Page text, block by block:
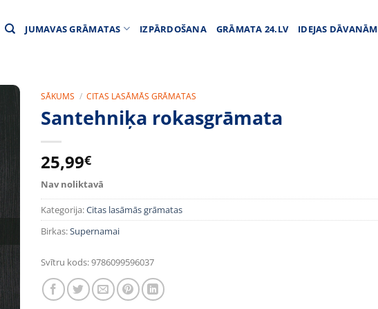
JUMAVAS GRĀMATAS IZPĀRDOŠANA GRĀMATA 24.LV IDEJAS DĀVANĀM
SĀKUMS / CITAS LASĀMĀS GRĀMATAS
Santehniķa rokasgrāmata
25,99€
Nav noliktavā
Kategorija:Citas lasāmās grāmatas
Birkas:Supernamai
Svītru kods:9786099596037